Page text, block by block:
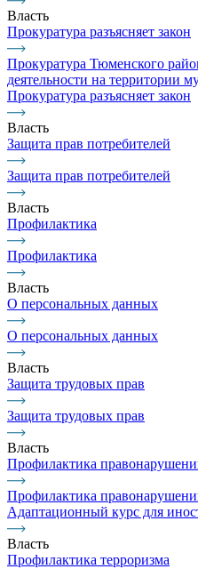
Власть
Прокуратура разъясняет закон
Прокуратура Тюменского
деятельности на территории
Прокуратура разъясняет закон
Власть
Защита прав потребителей
Защита прав потребителей
Власть
Профилактика
Профилактика
Власть
О персональных данных
О персональных данных
Власть
Защита трудовых прав
Защита трудовых прав
Власть
Профилактика
Профилактика
Адаптационный курс для
Власть
Профилактика терроризма